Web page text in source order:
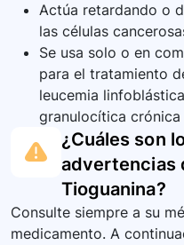
Actúa retardando o
las células
Se usa solo o en
para el tratamiento
leucemia
granulocítica crónica
¿Cuáles son
advertencias
Tioguanina?
Consulte siempre a su
medicamento. A